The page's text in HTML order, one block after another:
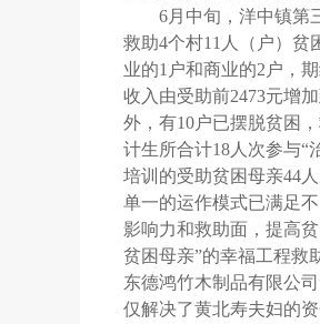
6月中旬，洋中镇第
救助4个村11 人（户）贫
业的1 户和商业的2 户，
收入由受助前2473元增加
外，有10户已摆脱贫困
计生所合计18 人次参与“
培训的受助贫困母亲44
单一的运作模式已满足
影响力和救助面，提高
贫困母亲”的幸福工程救
东德鸿竹木制品有限公
仅解决了黄北寿夫妇的